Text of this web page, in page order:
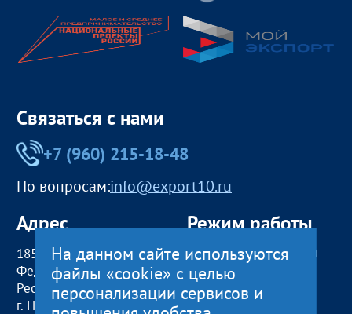
Связаться с нами
+7 (960) 215-18-48
По вопросам:info@export10.ru
Адрес
185000, Российская
Федерация,
Республика Карелия
г. Петрозаводск,
Режим работы
пн — чт:09:00 — 18:00
пт:09:00 — 17:00
обед с 13:00 до 14:00
сб, вс
На данном сайте используются
файлы «cookie» с целью
персонализации сервисов и